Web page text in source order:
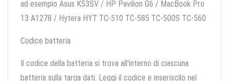
ad esempio Asus K53SV / HP Pavilion G6 / MacBook Pro
13 A1278 / Hytera HYT TC-510 TC-585 TC-500S TC-560
Codice batteria
Il codice della batteria si trova all'interno di ciascuna
batteria sulla targa dati. Leggi il codice e inseriscilo nel